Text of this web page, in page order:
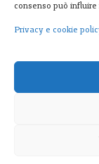
consenso può
Privacy e cookie